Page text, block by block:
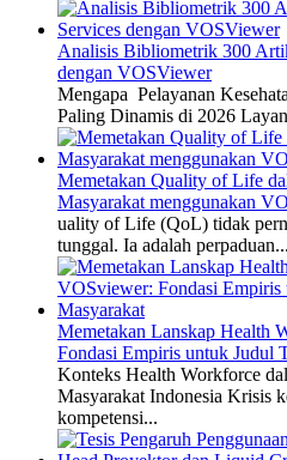
Analisis Bibliometrik 300
dengan VOSViewer
Mengapa Pelayanan
Paling Dinamis di 2026
Memetakan Quality of Life
Masyarakat menggunakan
uality of Life (QoL) tidak
tunggal. Ia adalah perpaduan...
Memetakan Lanskap Health
Fondasi Empiris untuk Judul
Konteks Health Workforce
Masyarakat Indonesia Krisis
kompetensi...